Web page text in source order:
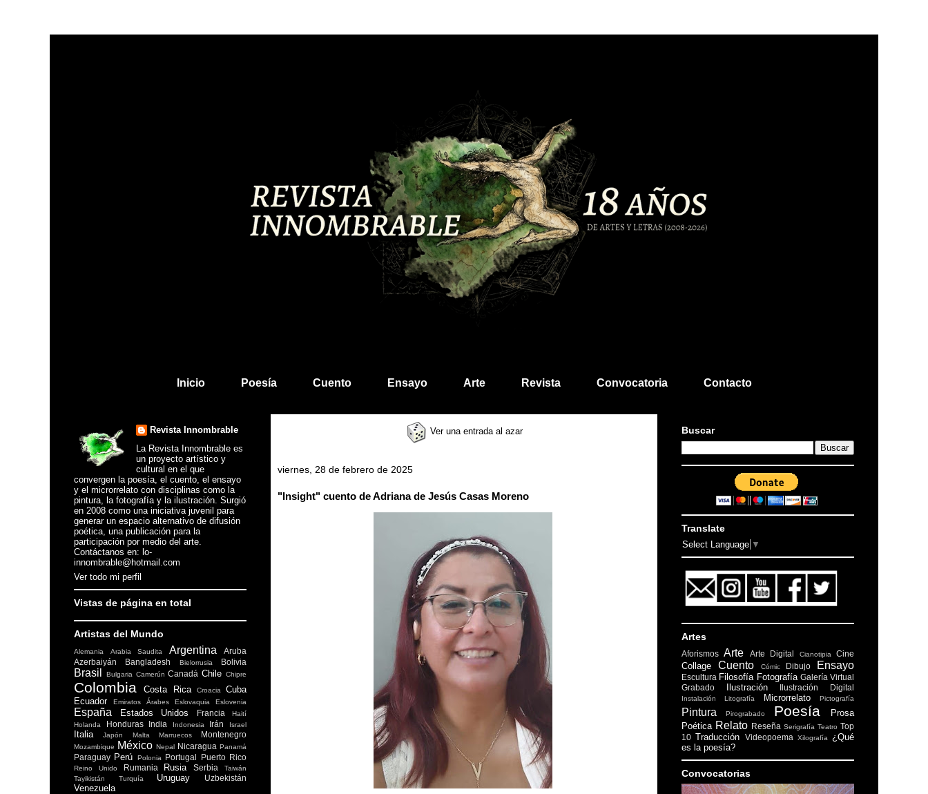
Inicio Poesía Cuento Ensayo Arte Revista Convocatoria Contacto
Ver una entrada al azar
viernes, 28 de febrero de 2025
"Insight" cuento de Adriana de Jesús Casas Moreno
Revista Innombrable
La Revista Innombrable es
un proyecto artístico y
cultural en el que
convergen la poesía, el cuento, el ensayo
y el microrrelato con disciplinas como la
pintura, la fotografía y la ilustración. Surgió
en 2008 como una iniciativa juvenil para
generar un espacio alternativo de difusión
poética, una publicación para la
participación por medio del arte.
Contáctanos en: lo-
innombrable@hotmail.com
Ver todo mi perfil
Vistas de página en total
Artistas del Mundo
Alemania Arabia Saudita Argentina
Aruba
Azerbaiyán
Bangladesh Bielorrusia Bolivia
Brasil Bulgaria Camerún Canadá Chile Chipre
Colombia Costa Rica Croacia
Cuba
Ecuador
Emiratos Árabes Eslovaquia Eslovenia
España Estados Unidos Francia
Haití
Holanda
Honduras India Indonesia Irán Israel
Italia Japón Malta Marruecos Montenegro
Mozambique México Nepal Nicaragua Panamá
Paraguay Perú Polonia Portugal Puerto Rico
Reino Unido Rumania Rusia Serbia
Taiwán
Tayikistán
Turquía Uruguay Uzbekistán
Venezuela
Buscar
Translate
Select Language ▼
Artes
Aforismos Arte Arte Digital Cianotipia Cine
Collage Cuento Cómic Dibujo Ensayo
Escultura Filosofía Fotografía Galería Virtual
Grabado
Ilustración Ilustración Digital
Instalación Litografía Microrrelato Pictografía
Pintura Pirograbado Poesía
Prosa
Poética Relato Reseña Serigrafía Teatro Top
10 Traducción Videopoema Xilografía
¿Qué
es la poesía?
Convocatorias